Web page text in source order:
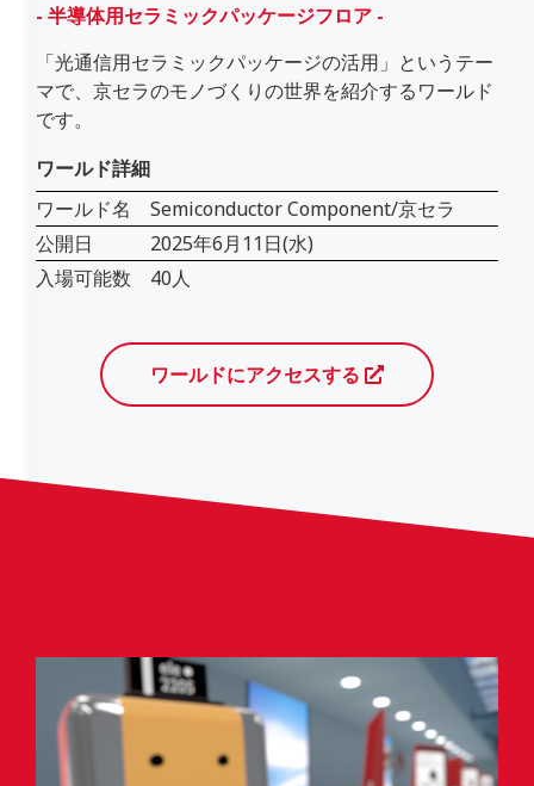
- 半導体用セラミックパッケージフロア -
「光通信用セラミックパッケージの活用」というテー
マで、京セラのモノづくりの世界を紹介するワールド
です。
ワールド詳細
ワールド名
Semiconductor Component/京セラ
公開日
2025年6月11日(水)
入場可能数
40人
ワールドにアクセスする